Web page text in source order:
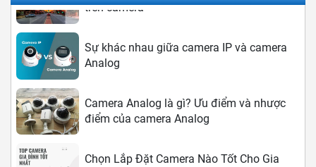
Analog
điểm của camera Analog
Đình